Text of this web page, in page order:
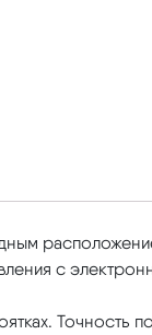
с
Точность